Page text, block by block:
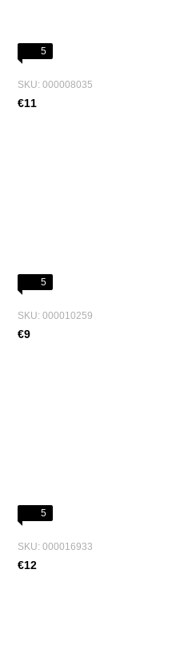
5
SKU: 000008035
€11
5
SKU: 000010259
€9
5
SKU: 000016933
€12